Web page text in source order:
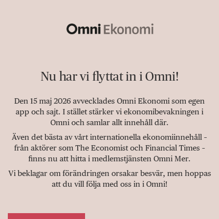
Nu har vi flyttat in i Omni!
Den 15 maj 2026 avvecklades Omni Ekonomi som egen
app och sajt. I stället stärker vi ekonomibevakningen i
Omni och samlar allt innehåll där.
Även det bästa av vårt internationella ekonomiinnehåll –
från aktörer som The Economist och Financial Times –
finns nu att hitta i medlemstjänsten Omni Mer.
Vi beklagar om förändringen orsakar besvär, men hoppas
att du vill följa med oss in i Omni!